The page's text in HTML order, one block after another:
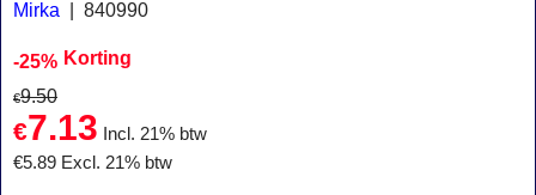
Mirka 840990
-25% Korting
€9.50
€7.13
Incl. 21% btw
€5.89 Excl. 21% btw